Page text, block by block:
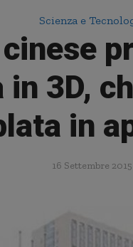
Scienza e
3D,
in
16 Settembre 2015